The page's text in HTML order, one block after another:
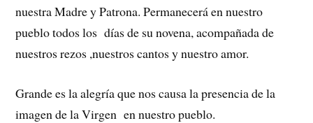
nuestra Madre y Patrona. Permanecerá en nuestro
pueblo todos los días de su novena, acompañada de
nuestros rezos ,nuestros cantos y nuestro amor.
Grande es la alegría que nos causa la presencia de la
imagen de la Virgen en nuestro pueblo.